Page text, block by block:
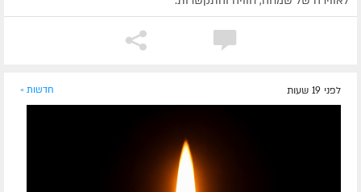
לפני 19 שעות חדשות »